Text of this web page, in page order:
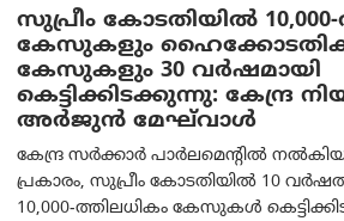
സുപ്രീം കോടതിയിൽ
കേസുകളും
കേസുകളും 30 വർഷമായി
കെട്ടിക്കിടക്കുന്നു: കേന്ദ്ര
അര്‍ജുന്‍ മേഘ്‌വാള്‍
കേന്ദ്ര സർക്കാർ പാർലമെന്റിൽ
പ്രകാരം, സുപ്രീം കോടതിയിൽ 10
10,000-ത്തിലധികം കേസുകൾ